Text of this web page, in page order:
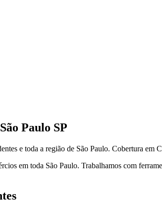
São Paulo SP
e toda a região de São Paulo. Cobertura em
em toda São Paulo. Trabalhamos com